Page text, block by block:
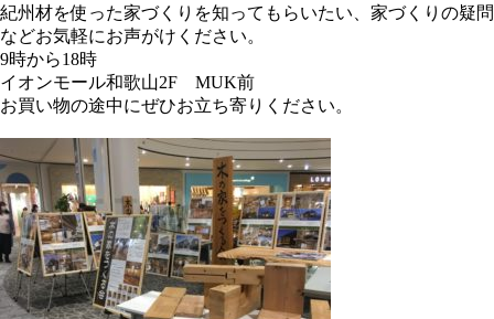
紀州材を使った家づくりを知ってもらいたい、家づくりの疑問
などお気軽にお声がけください。
9時から18時
イオンモール和歌山2F MUK前
お買い物の途中にぜひお立ち寄りください。